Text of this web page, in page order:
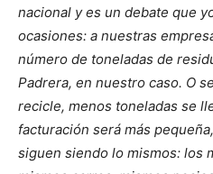
nacional y es un debate que
ocasiones: a nuestras
número de toneladas de
Padrera, en nuestro caso. O
recicle, menos toneladas se
facturación será más
siguen siendo lo mismos: los